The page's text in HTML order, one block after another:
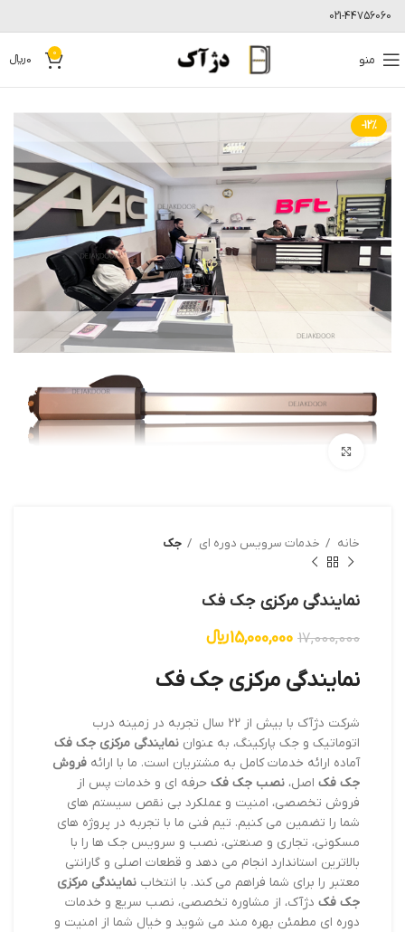
021-44756060
منو 0
0﷼
-12%
خانه خدمات سرویس دوره ای جک
نمایندگی مرکزی جک فک
17,000,000
15,000,000﷼
نمایندگی مرکزی جک فک
شرکت دژآک با بیش از 22 سال تجربه در زمینه درب
اتوماتیک و جک پارکینگ، به عنوان نمایندگی مرکزی جک فک
آماده ارائه خدمات کامل به مشتریان است. ما با ارائه فروش
جک فک اصل، نصب جک فک حرفه ای و خدمات پس از
فروش تخصصی، امنیت و عملکرد بی نقص سیستم های
شما را تضمین می کنیم. تیم فنی ما با تجربه در پروژه های
مسکونی، تجاری و صنعتی، نصب و سرویس جک ها را با
بالاترین استاندارد انجام می دهد و قطعات اصلی و گارانتی
معتبر را برای شما فراهم می کند. با انتخاب نمایندگی مرکزی
جک فک دژآک، از مشاوره تخصصی، نصب سریع و خدمات
دوره ای مطمئن بهره مند می شوید و خیال شما از امنیت و